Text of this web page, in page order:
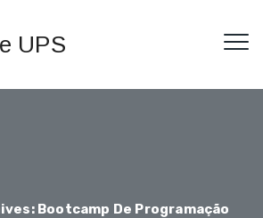
Bootcamp De Programação